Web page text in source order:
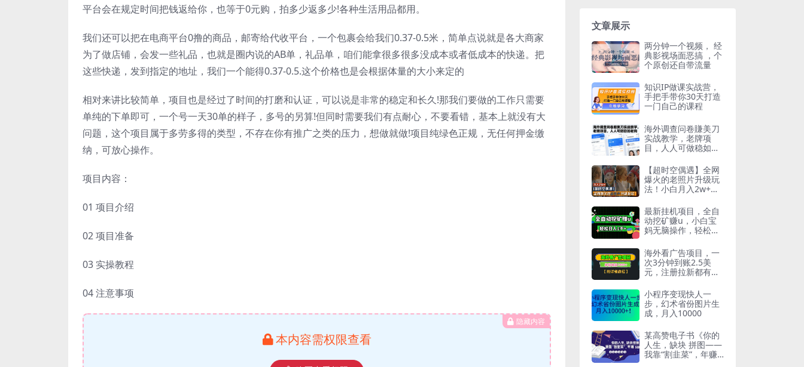
平台会在规定时间把钱返给你，也等于0元购，拍多少返多少!各种生活用品都用。
我们还可以把在电商平台0撸的商品，邮寄给代收平台，一个包裹会给我们0.37-0.5米，简单点说就是各大商家
为了做店铺，会发一些礼品，也就是圈内说的AB单，礼品单，咱们能拿很多很多没成本或者低成本的快递。把
这些快递，发到指定的地址，我们一个能得0.37-0.5.这个价格也是会根据体量的大小来定的
相对来讲比较简单，项目也是经过了时间的打磨和认证，可以说是非常的稳定和长久!那我们要做的工作只需要
单纯的下单即可，一个号一天30单的样子，多号的另算!但同时需要我们有点耐心，不要看错，基本上就没有大
问题，这个项目属于多劳多得的类型，不存在你有推广之类的压力，想做就做!项目纯绿色正规，无任何押金缴
纳，可放心操作。
项目内容：
01 项目介绍
02 项目准备
03 实操教程
04 注意事项
隐藏内容
本内容需权限查看
文章展示
两分钟一个视频， 经
典影视场面恶搞 ，个
个原创还自带流量
知识IP做课实战营，
手把手带你30天打造
一门自己的课程
海外调查问卷賺美刀
实战教学，老牌项
目，人人可做稳如老
【超时空偶遇】全网
爆火的老照片升级玩
法！小白月入2w+，
最新挂机项目，全自
动挖矿赚u，小白宝
妈无脑操作，轻松日
海外看广告项目，一
次3分钟到账2.5美
元，注册拉新都有收
小程序变现快人一
步，幻术省份图片生
成，月入10000
某高赞电子书《你的
人生，缺块 拼图——
我靠“割韭菜”，年赚